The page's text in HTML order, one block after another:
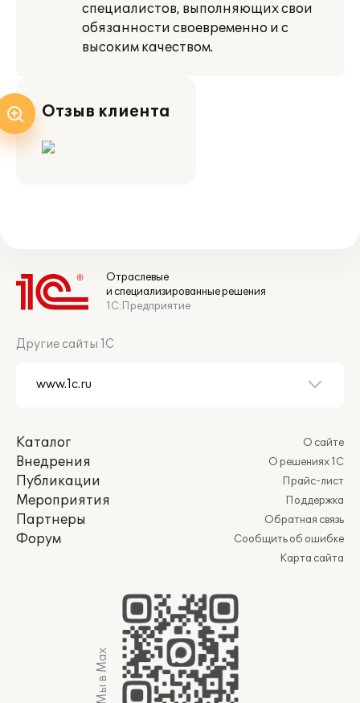
специалистов, выполняющих свои
обязанности своевременно и с
высоким качеством.
Отзыв клиента
Отраслевые
и специализированные решения
1С:Предприятие
Другие сайты 1С
Каталог
Внедрения
Публикации
Мероприятия
Партнеры
Форум
О сайте
О решениях 1С
Прайс-лист
Поддержка
Обратная связь
Сообщить об ошибке
Карта сайта
Мы в Max